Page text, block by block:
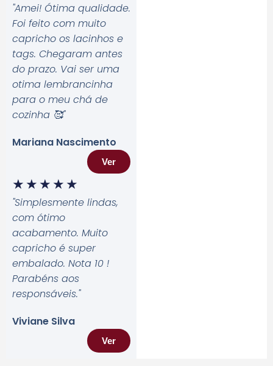
"Amei! Ótima qualidade.
Foi feito com muito
capricho os lacinhos e
tags. Chegaram antes
do prazo. Vai ser uma
otima lembrancinha
para o meu chá de
cozinha 🥰"
Mariana Nascimento
Ver
★ ★ ★ ★ ★
"Simplesmente lindas,
com ótimo
acabamento. Muito
capricho é super
embalado. Nota 10 !
Parabéns aos
responsáveis."
Viviane Silva
Ver